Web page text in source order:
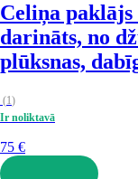
Celiņa
darināts, no
plūksnas,
(1)
Ir noliktavā
75 €